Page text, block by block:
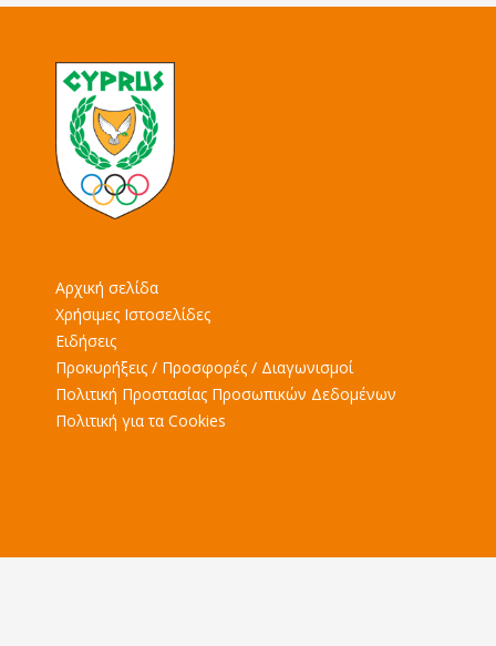
Αρχική σελίδα
Χρήσιμες Ιστοσελίδες
Ειδήσεις
Προκυρήξεις / Προσφορές / Διαγωνισμοί
Πολιτική Προστασίας Προσωπικών Δεδομένων
Πολιτική για τα Cookies